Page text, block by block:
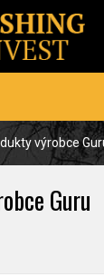
výrobce
Guru